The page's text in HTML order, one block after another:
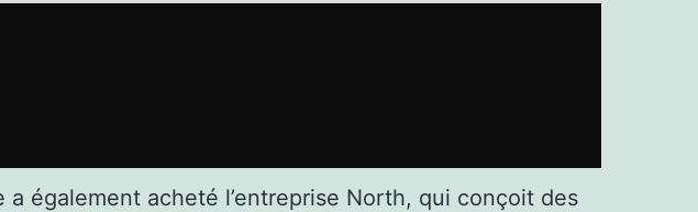
a également acheté l’entreprise North, qui conçoit des